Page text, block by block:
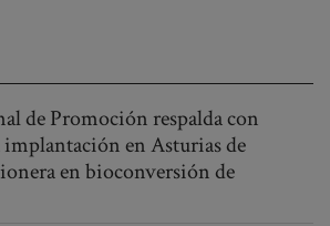
de Promoción respalda con
implantación en Asturias de
en bioconversión de